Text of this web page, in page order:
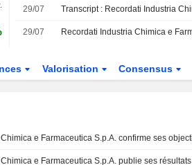
29/07
29/07
Valorisation Consensus